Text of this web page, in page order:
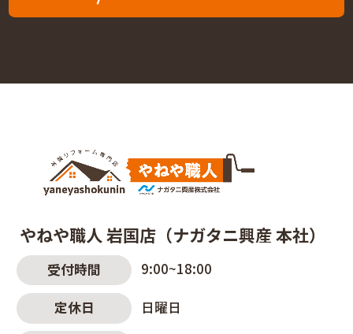
やねや職人 岩国店（ナガタニ興産 本社）
受付時間 9:00~18:00
定休日 日曜日